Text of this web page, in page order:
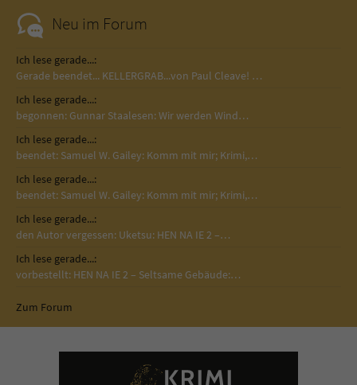
Neu im Forum
Ich lese gerade...:
Gerade beendet... KELLERGRAB...von Paul Cleave! …
Ich lese gerade...:
begonnen: Gunnar Staalesen: Wir werden Wind…
Ich lese gerade...:
beendet: Samuel W. Gailey: Komm mit mir; Krimi,…
Ich lese gerade...:
beendet: Samuel W. Gailey: Komm mit mir; Krimi,…
Ich lese gerade...:
den Autor vergessen: Uketsu: HEN NA IE 2 –…
Ich lese gerade...:
vorbestellt: HEN NA IE 2 – Seltsame Gebäude:…
Zum Forum